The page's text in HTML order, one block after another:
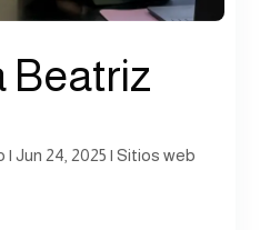
Beatriz
|Jun 24, 2025 |Sitios web